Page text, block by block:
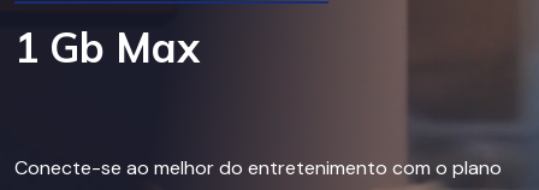
1 Gb Max
Conecte-se ao melhor do entretenimento com o plano